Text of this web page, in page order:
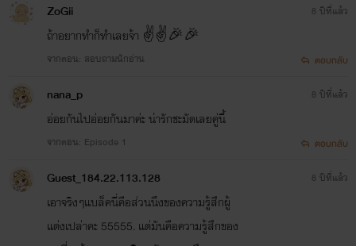
ZoGii
ถ้าอยากทำก็ทำเลยจ้า ✌️✌️🎉🎉
จากตอน: สอบถามนักอ่าน
8 ปีที่แล้ว
ตอบกลับ
nana_p
อ่อยกันไปอ่อยกันมาค่ะ น่ารักชะมัดเลยคู่นี้
จากตอน: Episode 1
8 ปีที่แล้ว
ตอบกลับ
Guest_184.22.113.128
เอาจริงๆแบล็คนี่คือส่วนนึงของความรู้สึกผู้
แต่งเปล่าคะ 55555. แต่มันคือความรู้สึกของ
8 ปีที่แล้ว